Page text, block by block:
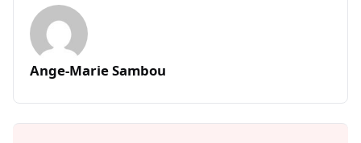
Ange-Marie Sambou